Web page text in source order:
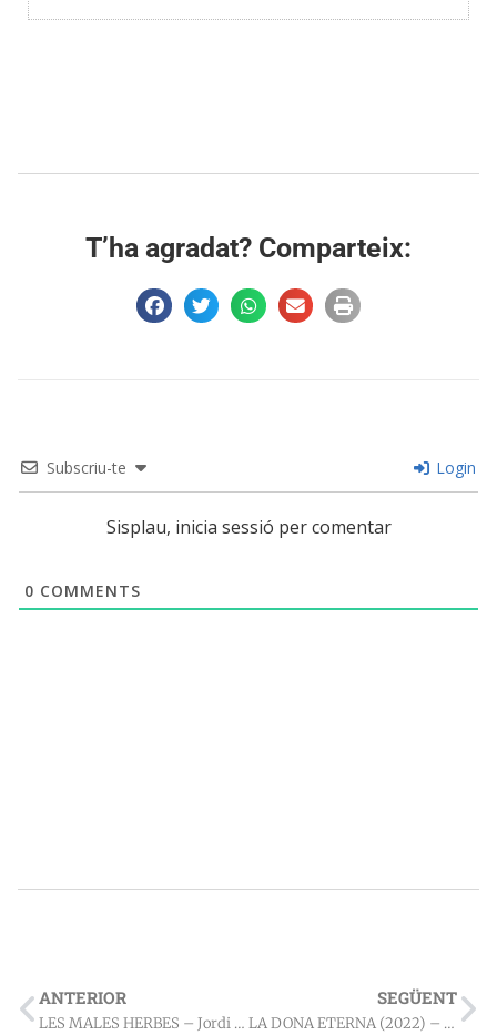
T’ha agradat? Comparteix:
Subscriu-te Login
Sisplau, inicia sessió per comentar
0 COMMENTS
ANTERIOR
LES MALES HERBES – Jordi Masó (2022)
SEGÜENT
LA DONA ETERNA (2022) – Pep Prieto